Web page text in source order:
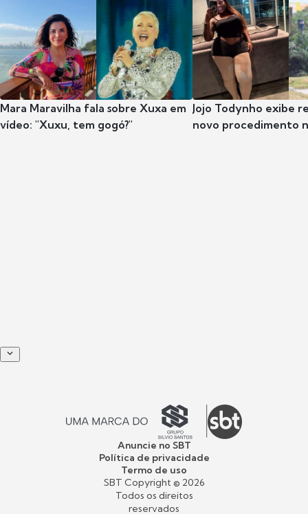
Mara Maravilha fala sobre Xuxa em
vídeo: "Xuxu, tem gogó?"
Jojo Todynho exibe
novo procedimento
Anuncie no SBT
Política de privacidade
Termo de uso
SBT Copyright © 2026
Todos os direitos
reservados